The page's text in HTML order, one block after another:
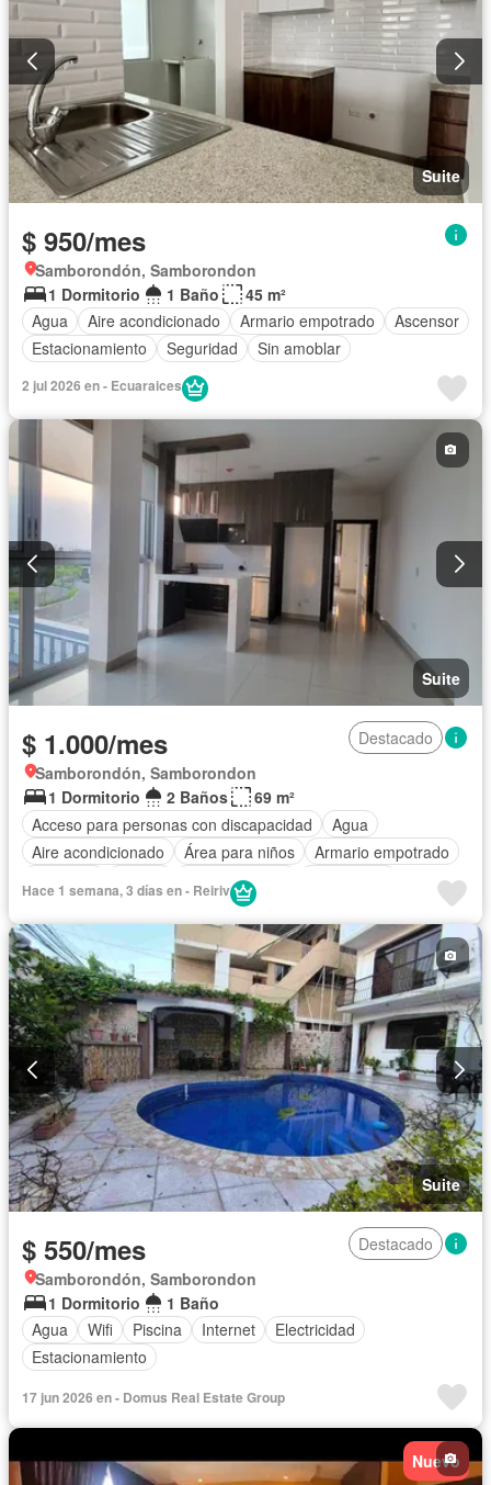
Suite
$ 950/mes
Samborondón, Samborondon
1 Dormitorio
1 Baño
45 m²
Agua
Aire acondicionado Armario empotrado
Ascensor
Estacionamiento
Seguridad Sin amoblar
2 jul 2026 en - Ecuaraices
Suite
$ 1.000/mes
Destacado
Samborondón, Samborondon
1 Dormitorio
2 Baños
69 m²
Acceso para personas con discapacidad
Agua
Aire acondicionado
Área para niños
Armario empotrado
Cocina integral
Gas natural
Garita de guardianía
Piscina
Seguridad
Vista panorámica
Parcialmente amoblado
Hace 1 semana, 3 días en - Reiriv
Suite
$ 550/mes
Destacado
Samborondón, Samborondon
1 Dormitorio
1 Baño
Agua
Wifi Piscina Internet
Electricidad
Estacionamiento
17 jun 2026 en - Domus Real Estate Group
Nuevo